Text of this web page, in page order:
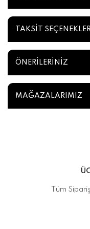
TAKSİT SEÇENEKLERİ
ÖNERİLERİNİZ
MAĞAZALARIMIZ
Tüm